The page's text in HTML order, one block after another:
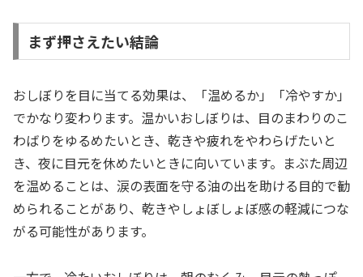
まず押さえたい結論
おしぼりを目に当てる効果は、「温めるか」「冷やすか」
でかなり変わります。温かいおしぼりは、目のまわりのこ
わばりをゆるめたいとき、乾きや疲れをやわらげたいと
き、夜に目元を休めたいときに向いています。まぶた周辺
を温めることは、涙の表面を守る油の出を助ける目的で勧
められることがあり、乾きやしょぼしょぼ感の軽減につな
がる可能性があります。